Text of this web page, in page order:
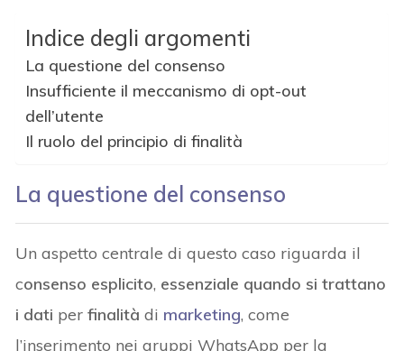
Indice degli argomenti
La questione del consenso
Insufficiente il meccanismo di opt-out
dell’utente
Il ruolo del principio di finalità
La questione del consenso
Un aspetto centrale di questo caso riguarda il
consenso esplicito, essenziale quando si trattano
i dati per finalitàdi marketing, come
l’inserimento nei gruppi WhatsApp per la